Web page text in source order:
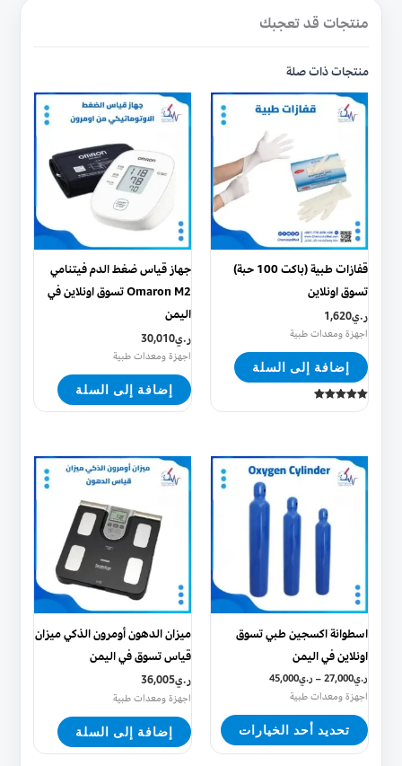
منتجات قد تعجبك
منتجات ذات صلة
قفازات طبية (باكت 100 حبة)
تسوق اونلاين
ر.ي1,620
اجهزة ومعدات طبية
إضافة إلى السلة
تم التقييم
جهاز قياس ضغط الدم فيتنامي
Omaron M2 تسوق اونلاين في
اليمن
ر.ي30,010
اجهزة ومعدات طبية
إضافة إلى السلة
اسطوانة اكسجين طبي تسوق
اونلاين في اليمن
ر.ي27,000
– ر.ي45,000
اجهزة ومعدات طبية
تحديد أحد الخيارات
هناك
العديد
لهذا
المنتج.
الخيارات
المنتج
ميزان الدهون أومرون الذكي ميزان
قياس تسوق في اليمن
ر.ي36,005
اجهزة ومعدات طبية
إضافة إلى السلة